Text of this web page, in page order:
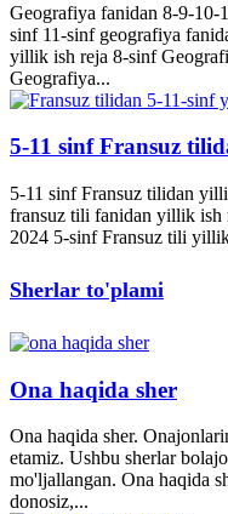
Geografiya fanidan 8-9-
sinf 11-sinf geografiya
yillik ish reja 8-sinf
Geografiya...
5-11 sinf Fransuz
5-11 sinf Fransuz tilidan
fransuz tili fanidan yillik ish
2024 5-sinf Fransuz tili
Sherlar to'plami
Ona haqida sher
Ona haqida sher.
etamiz. Ushbu sherlar
mo'ljallangan. Ona haqida
donosiz,...